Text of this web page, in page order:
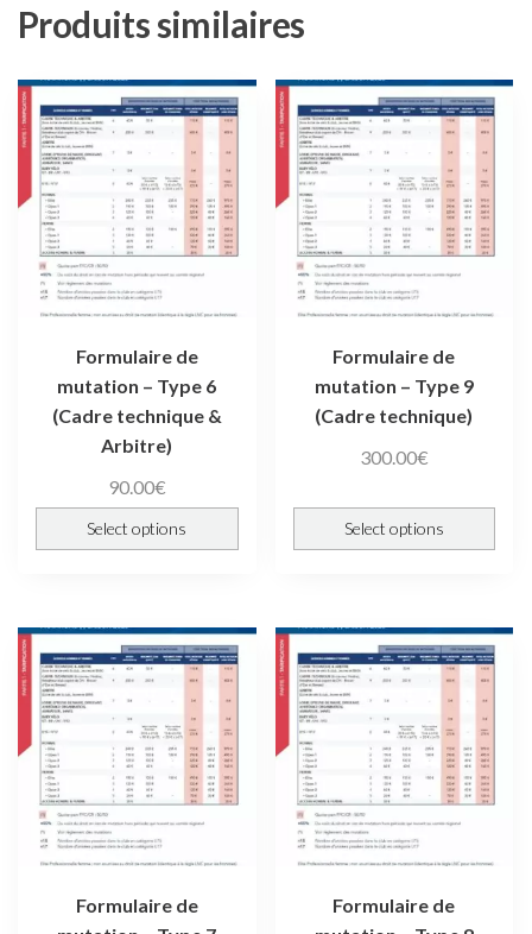
Produits similaires
Formulaire de
mutation – Type 6
(Cadre technique &
Arbitre)
90.00€
Select options
Formulaire de
mutation – Type 9
(Cadre technique)
300.00€
Select options
Formulaire de
Formulaire de